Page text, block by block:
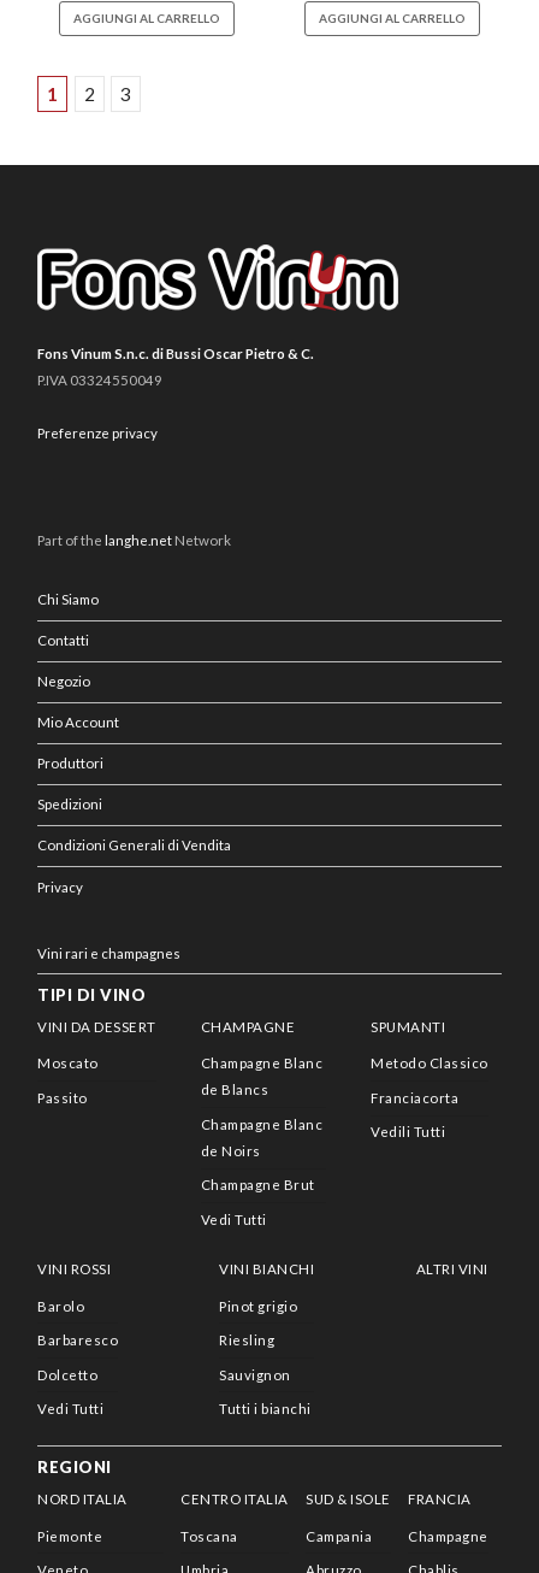
AGGIUNGI AL CARRELLO AGGIUNGI AL CARRELLO
1 2 3
Fons Vinum S.n.c. di Bussi Oscar Pietro & C.
P.IVA 03324550049
Preferenze privacy
Part of thelanghe.net Network
Chi Siamo
Contatti
Negozio
Mio Account
Produttori
Spedizioni
Condizioni Generali di Vendita
Privacy
Vini rari e champagnes
TIPI DI VINO
VINI DA DESSERT
Moscato
Passito
CHAMPAGNE
Champagne Blanc
de Blancs
Champagne Blanc
de Noirs
Champagne Brut
Vedi Tutti
SPUMANTI
Metodo Classico
Franciacorta
Vedili Tutti
VINI ROSSI
Barolo
Barbaresco
Dolcetto
Vedi Tutti
VINI BIANCHI
Pinot grigio
Riesling
Sauvignon
Tutti i bianchi
ALTRI VINI
REGIONI
NORD ITALIA
Piemonte
CENTRO ITALIA
Toscana
SUD & ISOLE
Campania
FRANCIA
Champagne